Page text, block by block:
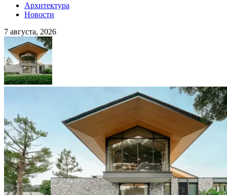
Архитектура
Новости
7 августа, 2026